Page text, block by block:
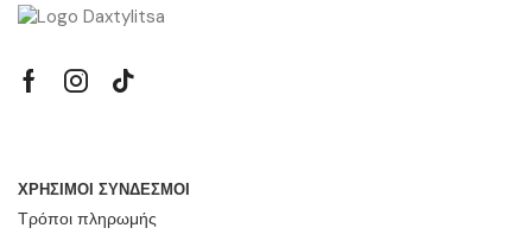
ΧΡΗΣΙΜΟΙ ΣΥΝΔΕΣΜΟΙ
Τρόποι πληρωμής